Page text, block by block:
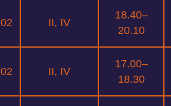
II, IV
18.40–
20.10
II, IV
17.00–
18.30